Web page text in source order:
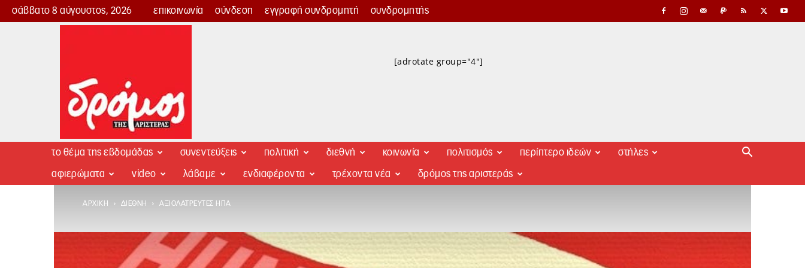
σάββατο 8 αύγουστος, 2026 επικοινωνία σύνδεση εγγραφή συνδρομητή συνδρομητής
Δρόμος
[adrotate group="4"]
το θέμα της εβδομάδας συνεντεύξεις πολιτική διεθνή κοινωνία πολιτισμός περίπτερο ιδεών στήλες
αφιερώματα video λάβαμε ενδιαφέροντα τρέχοντα νέα δρόμος της αριστεράς
ΑΡΧΙΚΉ ΔΙΕΘΝΉ ΑΞΙΟΛΆΤΡΕΥΤΕΣ ΗΠΑ